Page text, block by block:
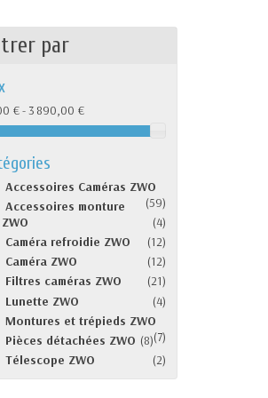
d’un
à deux étages
et le bruit
ASI se
permettant
de pixels.
ces caméras
très bonnes
par
€ - 3 890,00 €
Accessoires Caméras ZWO
(59)
Accessoires monture
ZWO
(4)
Caméra refroidie ZWO
(12)
Caméra ZWO
(12)
Filtres caméras ZWO
(21)
Lunette ZWO
(4)
Montures et trépieds ZWO
(7)
Pièces détachées ZWO (8)
Télescope ZWO
(2)